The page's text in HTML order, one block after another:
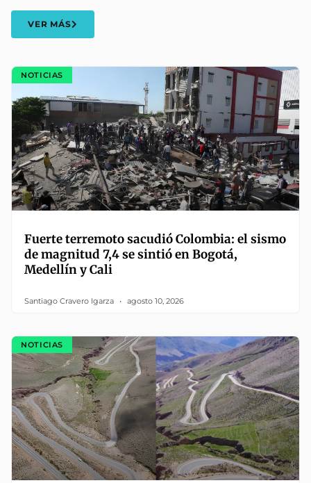
VER MÁS
NOTICIAS
Fuerte terremoto sacudió Colombia: el sismo
de magnitud 7,4 se sintió en Bogotá,
Medellín y Cali
Santiago Cravero Igarza agosto 10, 2026
NOTICIAS